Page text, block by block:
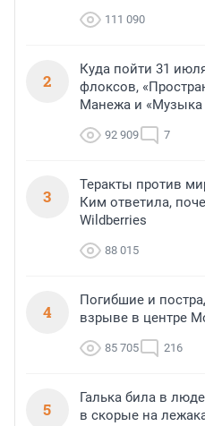
111 090
2
Куда пойти 31
флоксов,
Манежа и «Музыка
92 909 7
3
Теракты против
Ким ответила,
Wildberries
88 015
4
Погибшие и
взрыве в центре
85 705 216
5
Галька била в
в скорые на